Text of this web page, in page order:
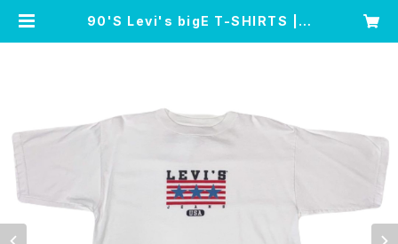
90'S Levi's bigE T-SHIRTS | L